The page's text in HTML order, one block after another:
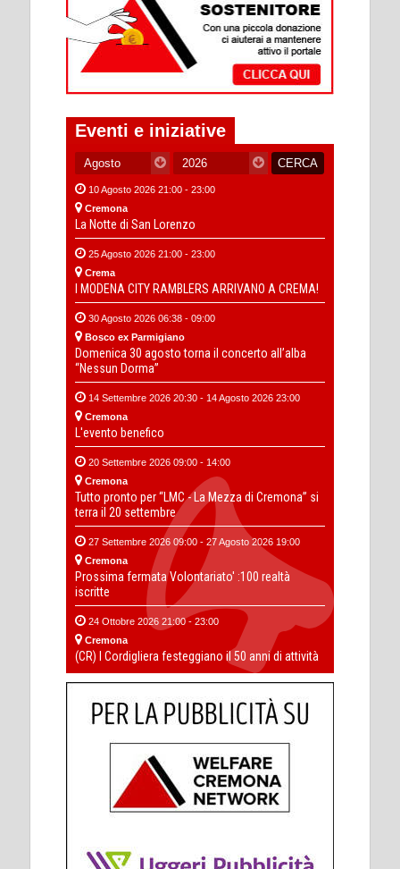
Eventi e iniziative
10 Agosto 2026 21:00 - 23:00
Cremona
La Notte di San Lorenzo
25 Agosto 2026 21:00 - 23:00
Crema
I MODENA CITY RAMBLERS ARRIVANO A CREMA!
30 Agosto 2026 06:38 - 09:00
Bosco ex Parmigiano
Domenica 30 agosto torna il concerto all’alba
“Nessun Dorma”
14 Settembre 2026 20:30 - 14 Agosto 2026 23:00
Cremona
L'evento benefico
20 Settembre 2026 09:00 - 14:00
Cremona
Tutto pronto per “LMC - La Mezza di Cremona” si
terra il 20 settembre
27 Settembre 2026 09:00 - 27 Agosto 2026 19:00
Cremona
Prossima fermata Volontariato' :100 realtà
iscritte
24 Ottobre 2026 21:00 - 23:00
Cremona
(CR) I Cordigliera festeggiano il 50 anni di attività